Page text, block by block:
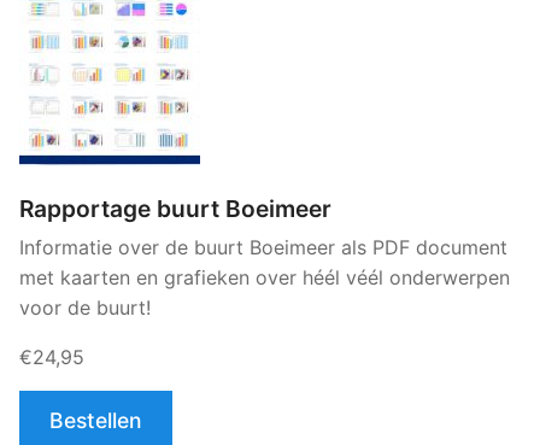
Rapportage buurt Boeimeer
Informatie over de buurt Boeimeer als PDF document
met kaarten en grafieken over héél véél onderwerpen
voor de buurt!
€24,95
Bestellen